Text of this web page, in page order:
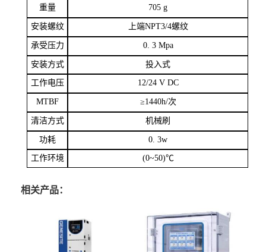
重量 705 g
安装螺纹 上端NPT3/4螺纹
承受压力 0. 3 Mpa
安装方式 投入式
工作电压 12/24 V DC
MTBF ≥1440h/次
清洁方式 机械刷
功耗 0. 3w
工作环境 (0~50)℃
相关产品：